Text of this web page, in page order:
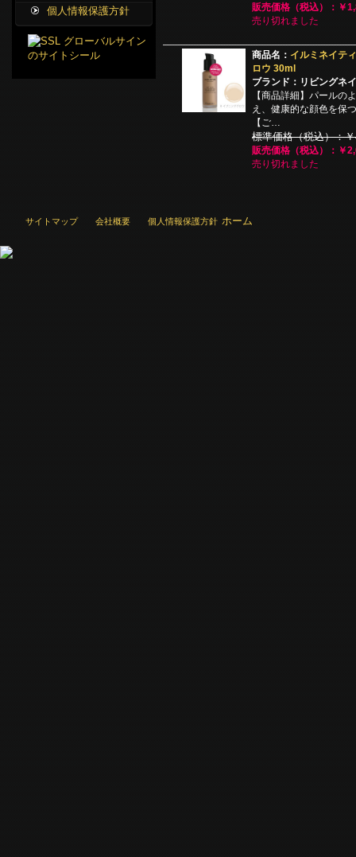
販売価格（税込）：￥
売り切れました
商品名： イルミネイテ
ロウ 30ml
ブランド：リビングネ
【商品詳細】パールの
え、健康的な顔色を保
【ご…
標準価格（税込）：
販売価格（税込）：￥
売り切れました
個人情報保護方針
ホーム
サイトマップ 会社概要 個人情報保護方針